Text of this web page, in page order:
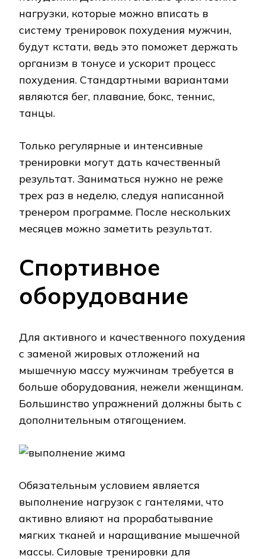
нагрузки, которые можно вписать в
систему тренировок похудения мужчин,
будут кстати, ведь это поможет держать
организм в тонусе и ускорит процесс
похудения. Стандартными вариантами
являются бег, плавание, бокс, теннис,
танцы.
Только регулярные и интенсивные
тренировки могут дать качественный
результат. Заниматься нужно не реже
трех раз в неделю, следуя написанной
тренером программе. После нескольких
месяцев можно заметить результат.
Спортивное
оборудование
Для активного и качественного похудения
с заменой жировых отложений на
мышечную массу мужчинам требуется в
больше оборудования, нежели женщинам.
Большинство упражнений должны быть с
дополнительным отягощением.
Обязательным условием является
выполнение нагрузок с гантелями, что
активно влияют на прорабатывание
мягких тканей и наращивание мышечной
массы. Силовые тренировки для